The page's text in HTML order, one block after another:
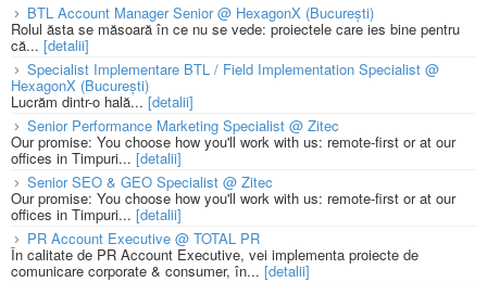
BTL Account Manager Senior @ HexagonX (București)
Rolul ăsta se măsoară în ce nu se vede: proiectele care ies bine pentru
că... [detalii]
Specialist Implementare BTL / Field Implementation Specialist @
HexagonX (București)
Lucrăm dintr-o hală...[detalii]
Senior Performance Marketing Specialist @ Zitec
Our promise: You choose how you'll work with us: remote-first or at our
offices in Timpuri... [detalii]
Senior SEO & GEO Specialist @ Zitec
Our promise: You choose how you'll work with us: remote-first or at our
offices in Timpuri... [detalii]
PR Account Executive @ TOTAL PR
În calitate de PR Account Executive, vei implementa proiecte de
comunicare corporate & consumer, în... [detalii]